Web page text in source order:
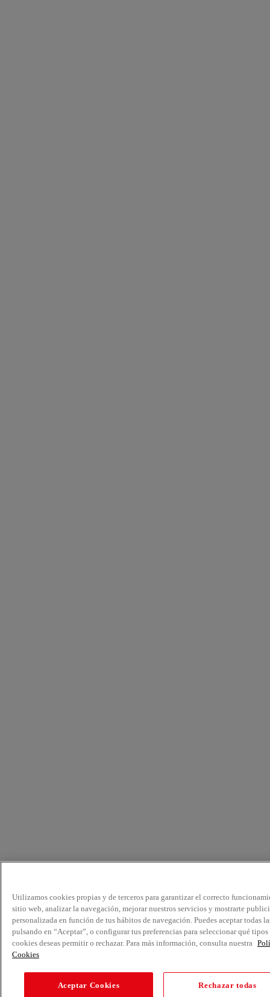
Utilizamos cookies propias y de terceros para garantizar el correcto
sitio web, analizar la navegación, mejorar nuestros servicios y mostrarte
personalizada en función de tus hábitos de navegación. Puedes aceptar todas
pulsando en “Aceptar”, o configurar tus preferencias para seleccionar qué tipos
cookies deseas permitir o rechazar. Para más información, consulta nuestra
Cookies
Aceptar Cookies Rechazar todas